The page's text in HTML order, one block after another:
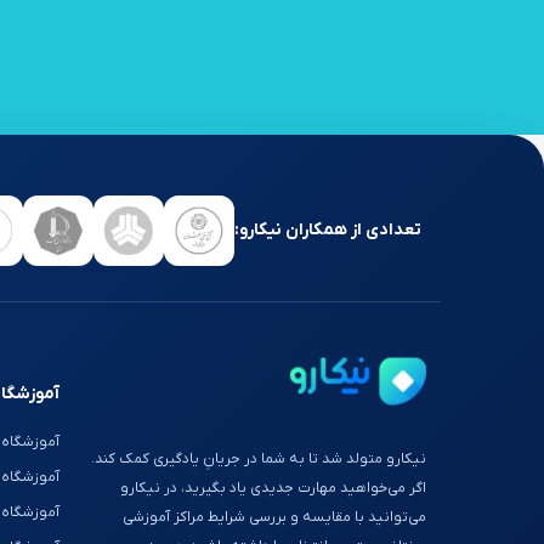
تعدادی از همکاران نیکارو:
نیکارو متولد شد تا به شما در جریانِ یادگیری کمک کند.
اگر می‌خواهید مهارت جدیدی یاد بگیرید، در نیکارو
می‌توانید با مقایسه و بررسی شرایط مراکز آموزشی